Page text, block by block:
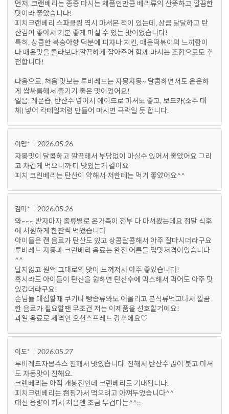
먼저, 크랜베리는 종종 마시는 제품인만큼 베리류의 산뜻하고 깔끔한
맛이라 좋았습니다!
피치크랜베리 스파클링 역시 마셔본 적이 있는데, 상큼 달달하고 탄
산감이 좋아서 기분 좋게 마실 수 있는 맛이었습니다!
특히, 상큼한 복숭아향 덕분에 피자나 치킨, 매운떡볶이의 느끼함이
나 매운맛을 콜라보다 깔끔하게 잡아주어 함께 마시는 조합으로도 추
천합니다!
다음으로, 처음 맛보는 루비레드는 자몽자몽~ 달콤하면서도 은은하
게 쌉싸름해서 즐기기 좋은 맛이었어요!
얼음, 레몬즙, 탄산수 넣어서 에이드로 마셔도 좋고, 보드카(소주 대
체) 넣어 칵테일처럼 만들어 마시면 극락일 듯 합니다.
이명*
2026.05.26
자몽맛이 달콤하고 깔끔해서 부담없이 마실수 있어서 좋았어요 그리
고 차갑게 먹으니까 더 맛있는거 같아요
피치 크린베리는 탄산이 약해서 저한테는 먹기 좋았어요^^
김미*
2026.05.26
와~~~ 받자마자 종류별로 온가족이 전부 다 마셔봤는데요 정말 식후
에 시원하게 한잔씩 먹었습니다
아이들은 캔 음료가 탄산도 있고 상콤달콤해서 아주 잘마시더라구요
루비레드 자몽과 크린베리 음료는 완전 어른들 입맛저격이었습니다
^^
달지않고 원액 그대로의 맛이 느껴져서 아주 좋았습니다!
혹시라도 아이들이 탄산을 원하면 탄산수에 믹스해서 먹어도 아주 맛
있겄더라구요!
손님들 대접할때 쿠키나 빵종류와도 어울리고 분식류먹고나서 깔끔
한 음료가 필요할땐 무조건 저는 이제품을 선호할거에요!
과일 음료로 제격인 오션스프레드 강추에요♡
이도*
2026.05.27
루비레드자몽쥬스 진해서 맛있습니다. 진해서 탄산수 많이 붓고 마셔
도 자몽맛이 진해요.
크렌베리는 아직 개봉전인데 크랜베리도 기대됩니다.
피치크렌베리는 캠핑가서 먹으려고 아껴두었습니다^^
대신 용량이 커서 처음엔 조금 무겁다는^^::